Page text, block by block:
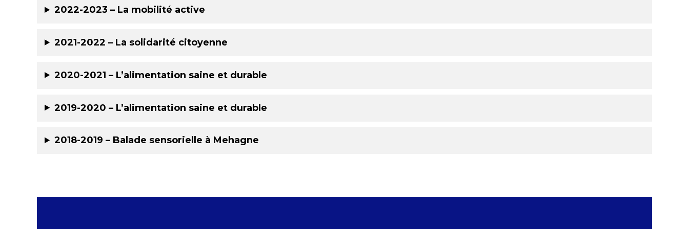
2022-2023 – La mobilité active
2021-2022 – La solidarité citoyenne
2020-2021 – L’alimentation saine et durable
2019-2020 – L’alimentation saine et durable
2018-2019 – Balade sensorielle à Mehagne